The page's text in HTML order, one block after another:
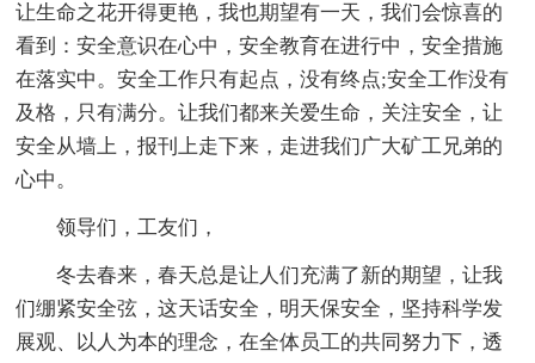
让生命之花开得更艳，我也期望有一天，我们会惊喜的
看到：安全意识在心中，安全教育在进行中，安全措施
在落实中。安全工作只有起点，没有终点;安全工作没有
及格，只有满分。让我们都来关爱生命，关注安全，让
安全从墙上，报刊上走下来，走进我们广大矿工兄弟的
心中。
领导们，工友们，
冬去春来，春天总是让人们充满了新的期望，让我
们绷紧安全弦，这天话安全，明天保安全，坚持科学发
展观、以人为本的理念，在全体员工的共同努力下，透